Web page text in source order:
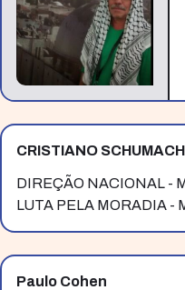
CRISTIANO
DIREÇÃO NACIONAL -
LUTA PELA MORADIA -
Paulo Cohen